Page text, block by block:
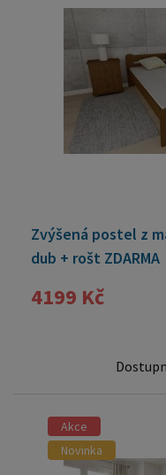
Zvýšená postel z
dub + rošt ZDARMA
4199 Kč
Akce
Novinka